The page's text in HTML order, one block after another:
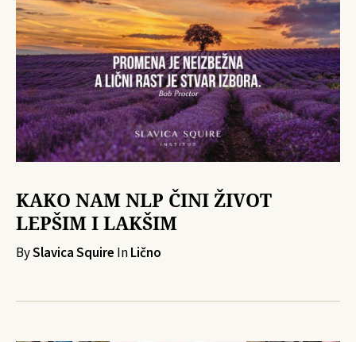
KAKO NAM NLP ČINI ŽIVOT
LEPŠIM I LAKŠIM
BySlavica Squire InLično